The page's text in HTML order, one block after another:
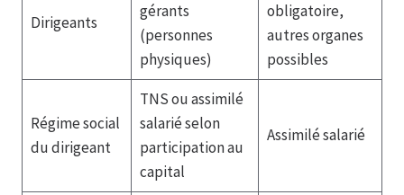
Dirigeants
gérants
(personnes
physiques)
obligatoire,
autres organes
possibles
Régime social
du dirigeant
TNS ou assimilé
salarié selon
participation au
capital
Assimilé salarié